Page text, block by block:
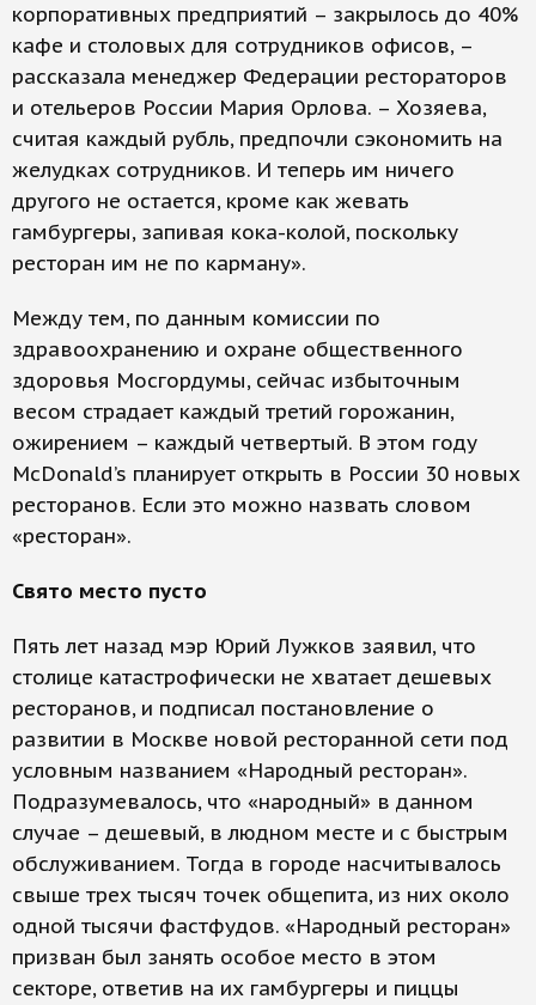
корпоративных предприятий – закрылось до 40%
кафе и столовых для сотрудников офисов, –
рассказала менеджер Федерации рестораторов
и отельеров России Мария Орлова. – Хозяева,
считая каждый рубль, предпочли сэкономить на
желудках сотрудников. И теперь им ничего
другого не остается, кроме как жевать
гамбургеры, запивая кока-колой, поскольку
ресторан им не по карману».
Между тем, по данным комиссии по
здравоохранению и охране общественного
здоровья Мосгордумы, сейчас избыточным
весом страдает каждый третий горожанин,
ожирением – каждый четвертый. В этом году
McDonald’s планирует открыть в России 30 новых
ресторанов. Если это можно назвать словом
«ресторан».
Свято место пусто
Пять лет назад мэр Юрий Лужков заявил, что
столице катастрофически не хватает дешевых
ресторанов, и подписал постановление о
развитии в Москве новой ресторанной сети под
условным названием «Народный ресторан».
Подразумевалось, что «народный» в данном
случае – дешевый, в людном месте и с быстрым
обслуживанием. Тогда в городе насчитывалось
свыше трех тысяч точек общепита, из них около
одной тысячи фастфудов. «Народный ресторан»
призван был занять особое место в этом
секторе, ответив на их гамбургеры и пиццы